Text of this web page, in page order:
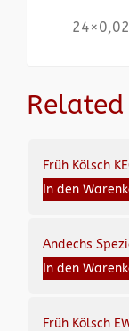
24×0,02
Früh Kölsch
In den
Andechs
In den
Früh Kölsch